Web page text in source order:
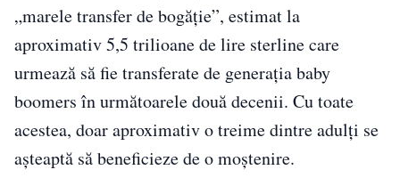
„marele transfer de bogăție”, estimat la
aproximativ 5,5 trilioane de lire sterline care
urmează să fie transferate de generația baby
boomers în următoarele două decenii. Cu toate
acestea, doar aproximativ o treime dintre adulți se
așteaptă să beneficieze de o moștenire.